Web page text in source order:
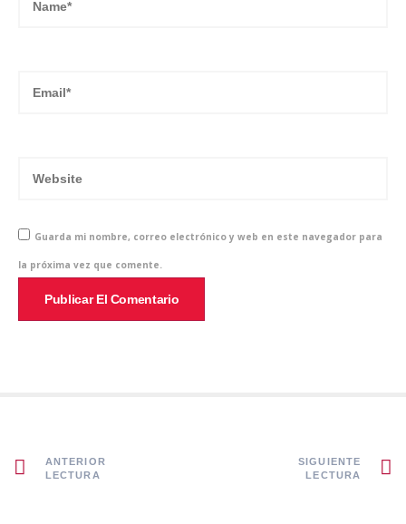
Guarda mi nombre, correo electrónico y web en este navegador para
la próxima vez que comente.
ANTERIOR
LECTURA
SIGUIENTE
LECTURA